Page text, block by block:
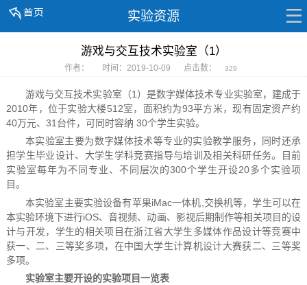
实验资源
游戏与交互技术实验室（1）
作者： 时间：2019-10-09 点击数： 329
游戏与交互技术实验室（1）是数字媒体技术专业实验室，建成于
2010年，位于实验大楼512室，面积约为93平方米，现有固定资产约
40万元、31台件，可同时容纳 30个学生实验。
本实验室主要为数字媒体技术等专业的实验教学服务，同时还承
担学生毕业设计、大学生学科竞赛指导与培训及相关科研任务。目前
实验室每年为不同专业、不同层次的300个学生开设20多个实验项
目。
本实验室主要实验设备有苹果iMac一体机,交换机等，学生可以在
本实验环境下进行iOS、音视频、动画、影视后期制作等相关项目的设
计与开发，学生的相关项目在浙江省大学生多媒体作品设计等竞赛中
获一、二、三等奖多项，在中国大学生计算机设计大赛获二、三等奖
多项。
实验室主要开设的实验项目一览表